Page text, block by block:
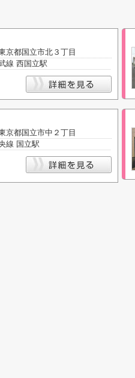
京都国立市北３丁目
線 西国立駅
京都国立市中２丁目
線 国立駅